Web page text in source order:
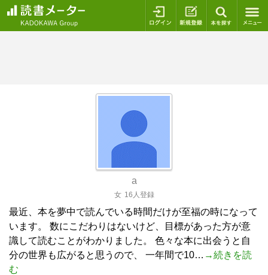
ログイン 新規登録
a
女 16人登録
最近、本を夢中で読んでいる時間だけが至福の時になって
います。 数にこだわりはないけど、目標があった方が意
識して読むことがわかりました。 色々な本に出会うと自
分の世界も広がると思うので、 一年間で10… →続きを読
む